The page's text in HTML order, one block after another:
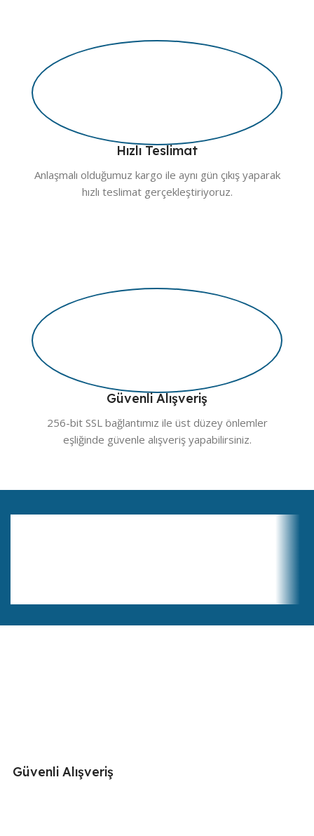
Hızlı Teslimat
Anlaşmalı olduğumuz kargo ile aynı gün çıkış yaparak
hızlı teslimat gerçekleştiriyoruz.
Güvenli Alışveriş
256-bit SSL bağlantımız ile üst düzey önlemler
eşliğinde güvenle alışveriş yapabilirsiniz.
Güvenli Alışveriş